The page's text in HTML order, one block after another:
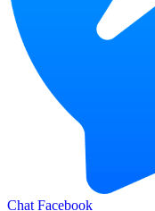
Chat Facebook